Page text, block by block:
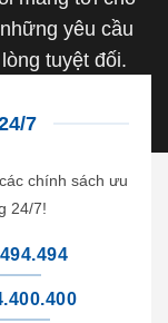
yêu cầu
tuyệt đối.
7
chính sách ưu
24/7!